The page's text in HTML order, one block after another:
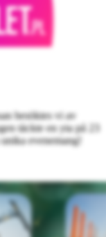
besöktes vi av
täckte en yta på 23
evenemang!